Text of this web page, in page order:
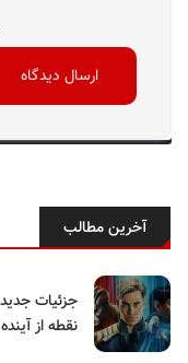
آخرین مطالب
جزئیات
نقطه از آینده